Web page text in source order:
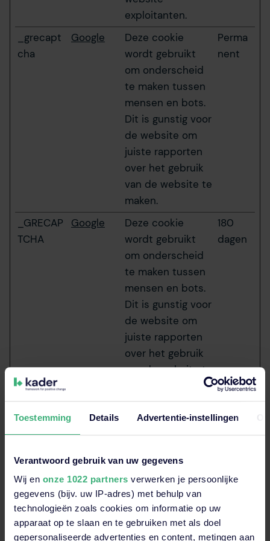
Toestemming Details Advertentie-instellingen
Verantwoord gebruik van uw gegevens
Wij en onze 1022 partners verwerken je persoonlijke
gegevens (bijv. uw IP-adres) met behulp van
technologieën zoals cookies om informatie op uw
apparaat op te slaan en te gebruiken met als doel
gepersonaliseerde advertenties en content, metingen aan
exploitanten.
_grecapt
cha
Google
Deze cookie
wordt gebruikt
om onderscheid
te maken tussen
mensen en bots.
Dit is gunstig voor
de website om
juiste rapporten
over het gebruik
van de website te
maken.
Perma
nent
_GRECAP
TCHA
Google
Deze cookie
wordt gebruikt
om onderscheid
te maken tussen
mensen en bots.
Dit is gunstig voor
de website om
juiste rapporten
over het gebruik
van de website te
180
dagen
to.identit
#-#:#-
#-#-#-
# [x2]
academy.
kader-
digital.nl
ingelogde
unieke sessie-ID
is gekoppeld aan
de gebruiker,
zodat hij/zij
tijdens het
nent